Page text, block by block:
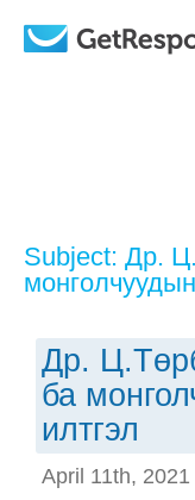
Subject: Др.
Др.
ба
илтгэл
April 11th,